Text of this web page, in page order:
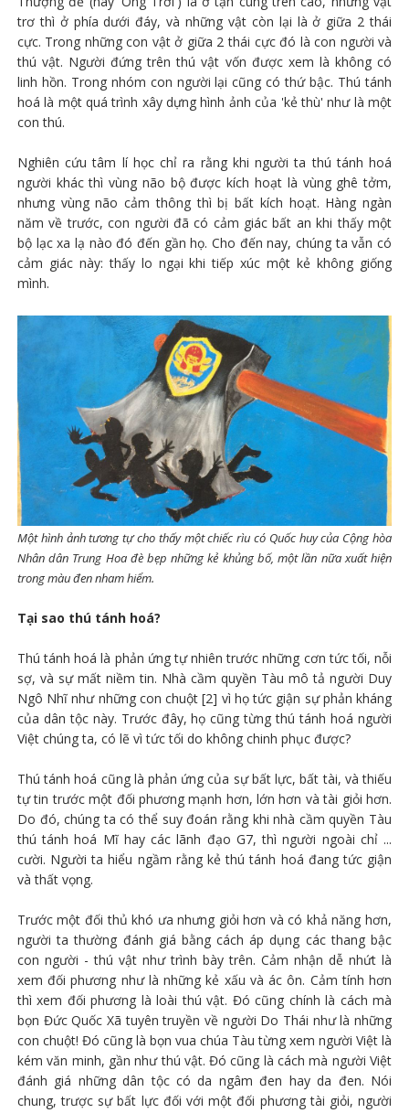
trơ thì ở phía dưới đáy, và những vật còn lại là ở giữa 2 thái
cực. Trong những con vật ở giữa 2 thái cực đó là con người và
thú vật. Người đứng trên thú vật vốn được xem là không có
linh hồn. Trong nhóm con người lại cũng có thứ bậc. Thú tánh
hoá là một quá trình xây dựng hình ảnh của 'kẻ thù' như là một
con thú.
Nghiên cứu tâm lí học chỉ ra rằng khi người ta thú tánh hoá
người khác thì vùng não bộ được kích hoạt là vùng ghê tởm,
nhưng vùng não cảm thông thì bị bất kích hoạt. Hàng ngàn
năm về trước, con người đã có cảm giác bất an khi thấy một
bộ lạc xa lạ nào đó đến gần họ. Cho đến nay, chúng ta vẫn có
cảm giác này: thấy lo ngại khi tiếp xúc một kẻ không giống
mình.
Một hình ảnh tương tự cho thấy một chiếc rìu có Quốc huy của Cộng hòa
Nhân dân Trung Hoa đè bẹp những kẻ khủng bố, một lần nữa xuất hiện
trong màu đen nham hiểm.
Tại sao thú tánh hoá?
Thú tánh hoá là phản ứng tự nhiên trước những cơn tức tối, nỗi
sợ, và sự mất niềm tin. Nhà cầm quyền Tàu mô tả người Duy
Ngô Nhĩ như những con chuột [2] vì họ tức giận sự phản kháng
của dân tộc này. Trước đây, họ cũng từng thú tánh hoá người
Việt chúng ta, có lẽ vì tức tối do không chinh phục được?
Thú tánh hoá cũng là phản ứng của sự bất lực, bất tài, và thiếu
tự tin trước một đối phương mạnh hơn, lớn hơn và tài giỏi hơn.
Do đó, chúng ta có thể suy đoán rằng khi nhà cầm quyền Tàu
thú tánh hoá Mĩ hay các lãnh đạo G7, thì người ngoài chỉ ...
cười. Người ta hiểu ngầm rằng kẻ thú tánh hoá đang tức giận
và thất vọng.
Trước một đối thủ khó ưa nhưng giỏi hơn và có khả năng hơn,
người ta thường đánh giá bằng cách áp dụng các thang bậc
con người - thú vật như trình bày trên. Cảm nhận dễ nhứt là
xem đối phương như là những kẻ xấu và ác ôn. Cảm tính hơn
thì xem đối phương là loài thú vật. Đó cũng chính là cách mà
bọn Đức Quốc Xã tuyên truyền về người Do Thái như là những
con chuột! Đó cũng là bọn vua chúa Tàu từng xem người Việt là
kém văn minh, gần như thú vật. Đó cũng là cách mà người Việt
đánh giá những dân tộc có da ngâm đen hay da đen. Nói
chung, trược sự bất lực đối với một đối phương tài giỏi, người